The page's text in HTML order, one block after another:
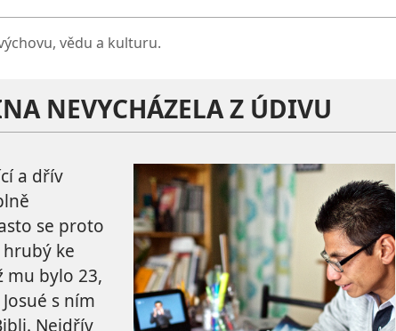
vědu a kulturu.
NEVYCHÁZELA Z ÚDIVU
a dřív
se proto
ke
mu bylo 23,
s ním
Nejdřív